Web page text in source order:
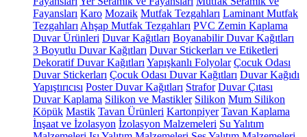
Fayansları Karo Mozaik Mutfak Tezgahları Laminant Mutfak
Tezgahları Ahşap Mutfak Tezgahları PVC Zemin Kaplama
Duvar Ürünleri Duvar Kağıtları Boyanabilir Duvar Kağıtları
3 Boyutlu Duvar Kağıtları Duvar Stickerları ve Etiketleri
Dekoratif Duvar Kağıtları Yapışkanlı Folyolar Çocuk Odası
Duvar Stickerları Çocuk Odası Duvar Kağıtları Duvar Kağıdı
Yapıştırıcısı Poster Duvar Kağıtları Strafor Duvar Çıtası
Duvar Kaplama Silikon ve Mastikler Silikon Mum Silikon
Köpük Mastik Tavan Ürünleri Kartonpiyer Tavan Kaplama
İnşaat ve İzolasyon İzolasyon Malzemeleri Su Yalıtım